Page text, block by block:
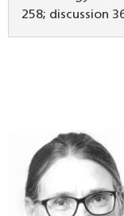
258; discussion